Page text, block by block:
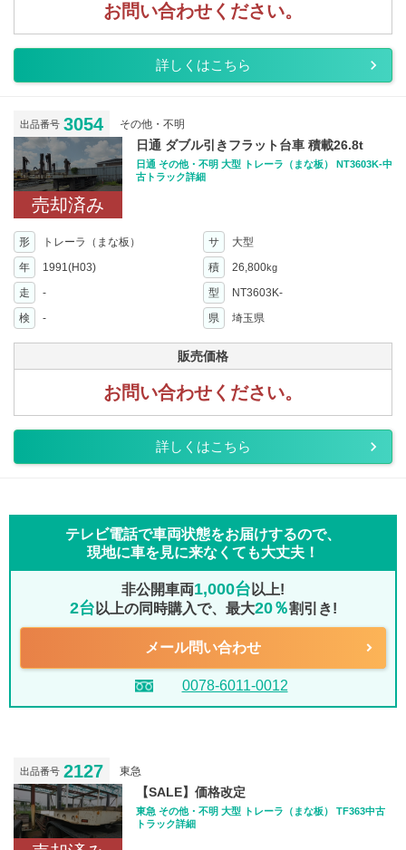
お問い合わせください。
詳しくはこちら
出品番号 3054 その他・不明
売却済み
日通 ダブル引きフラット台車 積載26.8t
日通 その他・不明 大型 トレーラ（まな板） NT3603K-中
古トラック詳細
形 トレーラ（まな板） サ
大型
年
1991(H03) 積 26,800kg
走 - 型
NT3603K-
検
- 県 埼玉県
販売価格
お問い合わせください。
詳しくはこちら
テレビ電話で車両状態をお届けするので、
現地に車を見に来なくても大丈夫！
非公開車両1,000台 以上!
2台 以上の同時購入で、最大20％割引き!
メール問い合わせ
0078-6011-0012
出品番号 2127 東急
【SALE】価格改定
東急 その他・不明 大型 トレーラ（まな板） TF363中古
トラック詳細